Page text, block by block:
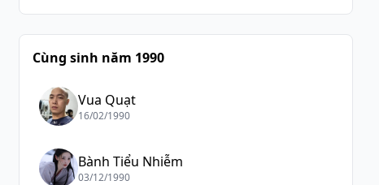
Cùng sinh năm 1990
Vua Quạt
16/02/1990
Bành Tiểu Nhiễm
03/12/1990